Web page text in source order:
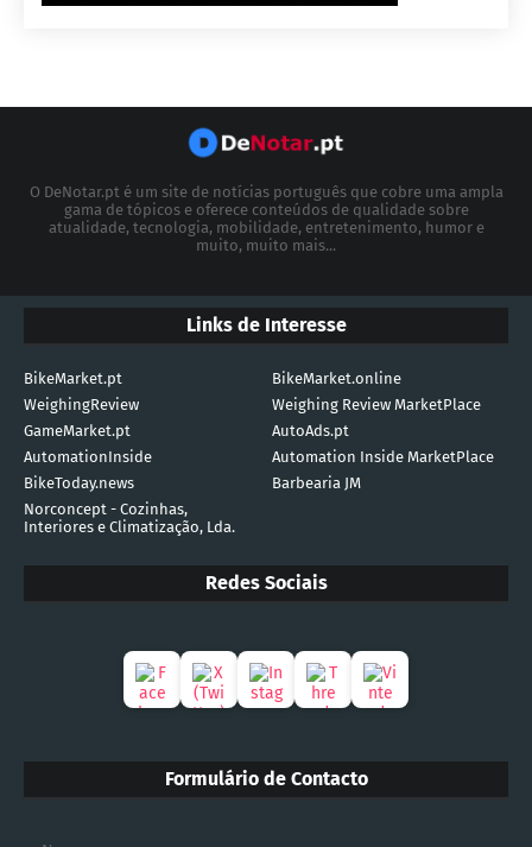
O DeNotar.pt é um site de notícias português que cobre uma ampla
gama de tópicos e oferece conteúdos de qualidade sobre
atualidade, tecnologia, mobilidade, entretenimento, humor e
muito, muito mais...
Links de Interesse
BikeMarket.pt
BikeMarket.online
WeighingReview
Weighing Review MarketPlace
GameMarket.pt
AutoAds.pt
AutomationInside
Automation Inside MarketPlace
BikeToday.news
Barbearia JM
Norconcept - Cozinhas,
Interiores e Climatização, Lda.
Redes Sociais
Formulário de Contacto